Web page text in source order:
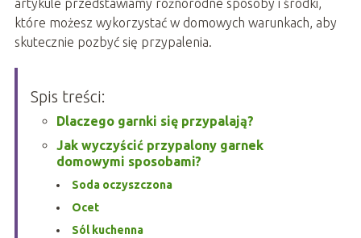
artykule przedstawiamy różnorodne sposoby i środki,
które możesz wykorzystać w domowych warunkach, aby
skutecznie pozbyć się przypalenia.
Spis treści:
Dlaczego garnki się przypalają?
Jak wyczyścić przypalony garnek
domowymi sposobami?
Soda oczyszczona
Ocet
Sól kuchenna